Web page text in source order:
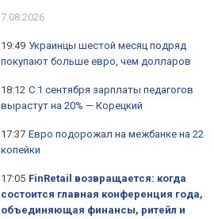
7.08.2026
19:49 Украинцы шестой месяц подряд
покупают больше евро, чем долларов
18:12 С 1 сентября зарплаты педагогов
вырастут на 20% — Корецкий
17:37 Евро подорожал на межбанке на 22
копейки
17:05 FinRetail возвращается: когда
состоится главная конференция года,
объединяющая финансы, ритейл и